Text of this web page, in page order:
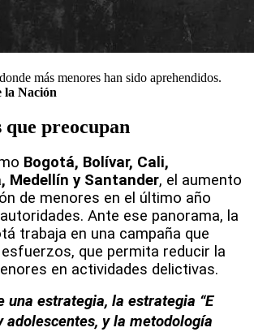
más menores han sido aprehendidos.
la Nación
que preocupan
Bogotá, Bolívar, Cali,
Medellín y Santander, el aumento
de menores en el último año
Ante ese panorama, la
trabaja en una campaña que
que permita reducir la
en actividades delictivas.
una estrategia, la estrategia “E
adolescentes, y la metodología